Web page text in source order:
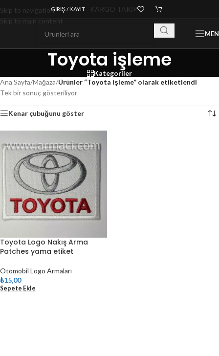
Skip to navigation
Skip to main content
GIRIŞ / KAYIT KARGO TAKİP
Toyota işleme
Kategoriler
Ana Sayfa/Mağaza/Ürünler “Toyota işleme” olarak etiketlendi
Tek bir sonuç gösteriliyor
Kenar çubuğunu göster
Toyota Logo Nakış Arma
Patches yama etiket
Otomobil Logo Armaları
₺15,00
Sepete Ekle